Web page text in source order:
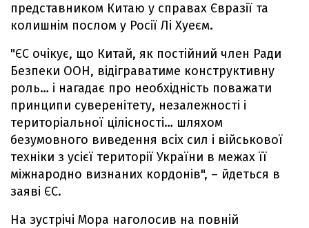
представником Китаю у справах Євразії та
колишнім послом у Росії Лі Хуеєм.
"ЄС очікує, що Китай, як постійний член Ради
Безпеки ООН, відіграватиме конструктивну
роль… і нагадає про необхідність поважати
принципи суверенітету, незалежності і
територіальної цілісності… шляхом
безумовного виведення всіх сил і військової
техніки з усієї території України в межах її
міжнародно визнаних кордонів", – йдеться в
заяві ЄС.
На зустрічі Мора наголосив на повній